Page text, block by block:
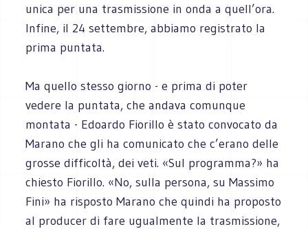
unica per una trasmissione in onda a quell’ora.
Infine, il 24 settembre, abbiamo registrato la
prima puntata.
Ma quello stesso giorno - e prima di poter
vedere la puntata, che andava comunque
montata - Edoardo Fiorillo è stato convocato da
Marano che gli ha comunicato che c’erano delle
grosse difficoltà, dei veti. «Sul programma?» ha
chiesto Fiorillo. «No, sulla persona, su Massimo
Fini» ha risposto Marano che quindi ha proposto
al producer di fare ugualmente la trasmissione,